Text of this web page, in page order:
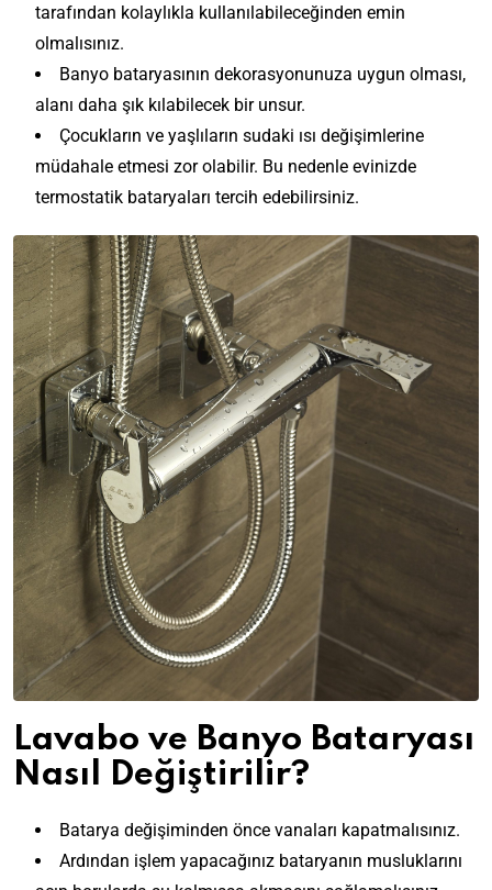
tarafından kolaylıkla kullanılabileceğinden emin
olmalısınız.
Banyo bataryasının dekorasyonunuza uygun olması,
alanı daha şık kılabilecek bir unsur.
Çocukların ve yaşlıların sudaki ısı değişimlerine
müdahale etmesi zor olabilir. Bu nedenle evinizde
termostatik bataryaları tercih edebilirsiniz.
Lavabo ve Banyo Bataryası
Nasıl Değiştirilir?
Batarya değişiminden önce vanaları kapatmalısınız.
Ardından işlem yapacağınız bataryanın musluklarını